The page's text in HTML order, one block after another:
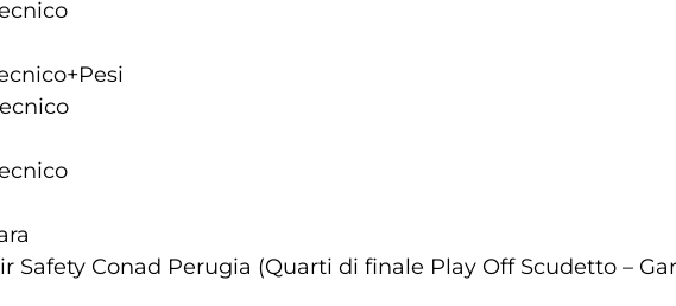
Safety Conad Perugia (Quarti di finale Play Off Scudetto –